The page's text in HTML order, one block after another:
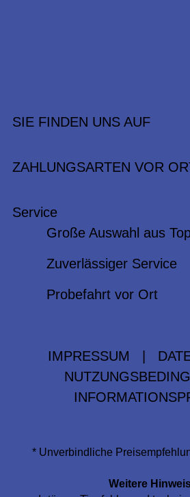
SIE FINDEN UNS AUF
ZAHLUNGSARTEN VOR
Service
Große Auswahl aus
Zuverlässiger Service
Probefahrt vor Ort
IMPRESSUM
* Unverbindliche
Weitere